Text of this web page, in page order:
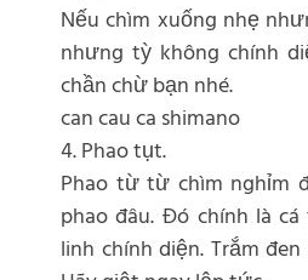
Nếu chìm xuống nhẹ
nhưng tỳ không chính
chần chừ bạn nhé.
can cau ca shimano
4. Phao tụt.
Phao từ từ chìm nghỉm
phao đâu. Đó chính là
linh chính diện. Trắm